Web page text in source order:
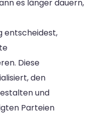
es länger dauern,
entscheidest,
Diese
den
und
Parteien